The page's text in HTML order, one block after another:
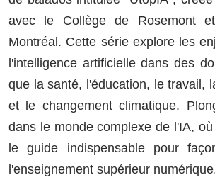
avec le Collège de Rosemont
Montréal. Cette série explore les
l'intelligence artificielle dans des
que la santé, l'éducation, le travail,
et le changement climatique.
dans le monde complexe de l'IA,
le guide indispensable pour
l'enseignement supérieur